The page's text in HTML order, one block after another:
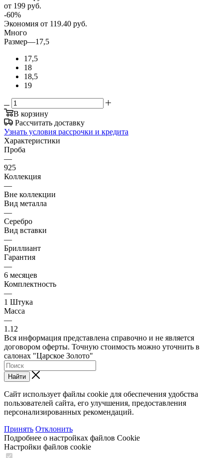
от 199 руб.
-60%
Экономия от 119.40 руб.
Много
Размер—17,5
17,5
18
18,5
19
В корзину
Рассчитать доставку
Узнать условия рассрочки и кредита
Характеристики
Проба
—
925
Коллекция
—
Вне коллекции
Вид металла
—
Серебро
Вид вставки
—
Бриллиант
Гарантия
—
6 месяцев
Комплектность
—
1 Штука
Масса
—
1.12
Вся информация представлена справочно и не является
договором оферты. Точную стоимость можно уточнить в
салонах "Царское Золото"
Найти
Сайт использует файлы cookie для обеспечения удобства
пользователей сайта, его улучшения, предоставления
персонализированных рекомендаций.
Принять Отклонить
Подробнее о настройках файлов Cookie
Настройки файлов cookie